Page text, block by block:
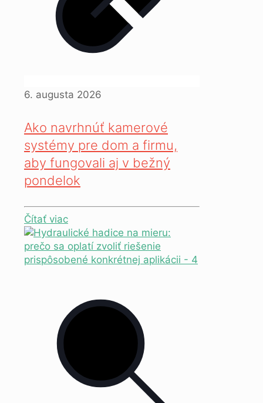
6. augusta 2026
Ako navrhnúť kamerové
systémy pre dom a firmu,
aby fungovali aj v bežný
pondelok
Čítať viac